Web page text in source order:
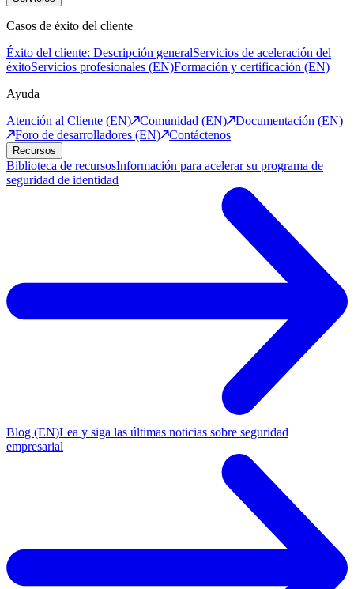
Casos de éxito del cliente
Éxito del cliente: Descripción generalServicios de aceleración del
éxitoServicios profesionales (EN)Formación y certificación (EN)
Ayuda
Atención al Cliente (EN)
Comunidad (EN)
Documentación (EN)
Foro de desarrolladores (EN)
Contáctenos
Recursos
Biblioteca de recursosInformación para acelerar su programa de
seguridad de identidad
Blog (EN)Lea y siga las últimas noticias sobre seguridad
empresarial